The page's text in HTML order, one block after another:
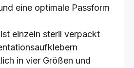
eine optimale Passform
einzeln steril verpackt
in vier Größen und